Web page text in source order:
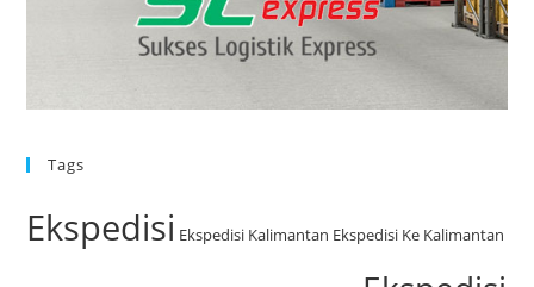
Tags
Ekspedisi Ekspedisi Kalimantan Ekspedisi Ke Kalimantan